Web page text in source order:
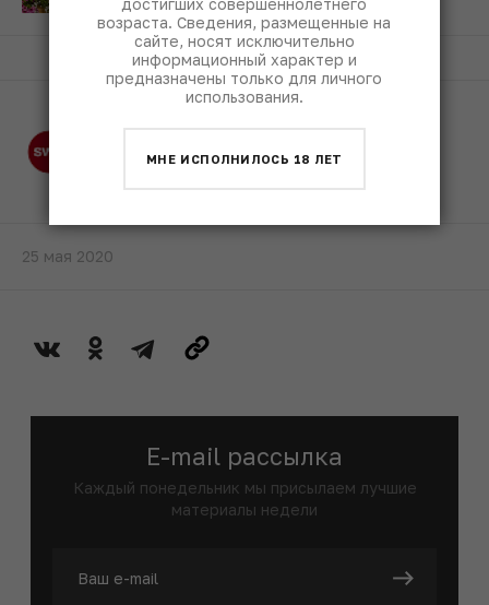
Редакция SWN
25 мая 2020
E-mail рассылка
Каждый понедельник мы присылаем лучшие
материалы недели
достигших совершеннолетнего
возраста. Сведения, размещенные на
сайте, носят исключительно
информационный характер и
предназначены только для личного
использования.
МНЕ ИСПОЛНИЛОСЬ 18 ЛЕТ